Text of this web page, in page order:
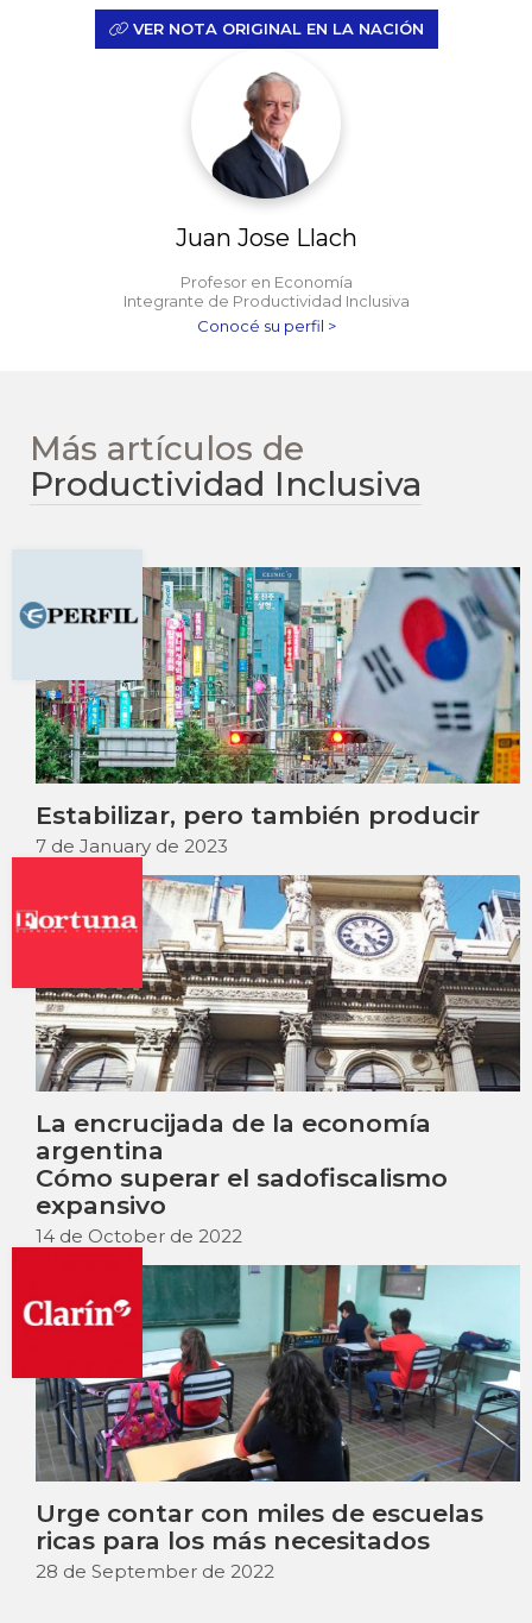
Juan Jose Llach
Profesor en Economía
Integrante de Productividad Inclusiva
Conocé su perfil >
VER NOTA ORIGINAL EN LA NACIÓN
Más artículos de
Productividad Inclusiva
Estabilizar, pero también producir
7 de January de 2023
La encrucijada de la economía
argentina
Cómo superar el sadofiscalismo
expansivo
14 de October de 2022
Urge contar con miles de escuelas
ricas para los más necesitados
28 de September de 2022